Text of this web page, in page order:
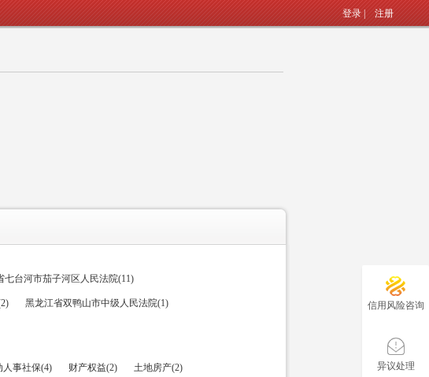
登录| 注册
七台河市茄子河区人民法院(11)
黑龙江省双鸭山市中级人民法院(1)
人事社保(4) 财产权益(2) 土地房产(2)
信用风险咨询
异议处理